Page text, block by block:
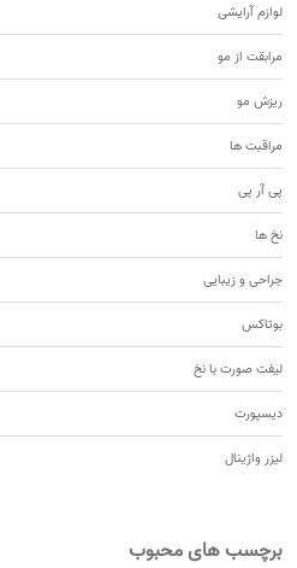
لوازم آرایشی
مرابقت از مو
ریزش مو
مراقبت ها
پی آر پی
نخ ها
جراحی و زیبایی
بوتاکس
لیفت صورت با نخ
دیسپورت
لیزر واژینال
برچسب های محبوب